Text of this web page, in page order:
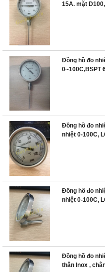
15A. mặt
Đồng hồ đo
0~100C,BSPT
Đồng hồ đo
nhiệt 0-100C,
Đồng hồ đo
nhiệt 0-100C,
Đồng hồ đo
thân Inox ,